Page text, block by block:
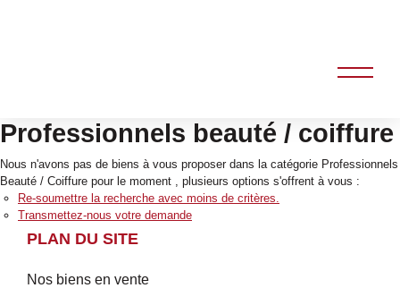
Professionnels beauté / coiffure
Nous n'avons pas de biens à vous proposer dans la catégorie Professionnels
Beauté / Coiffure pour le moment , plusieurs options s'offrent à vous :
Re-soumettre la recherche avec moins de critères.
Transmettez-nous votre demande
PLAN DU SITE
Nos biens en vente